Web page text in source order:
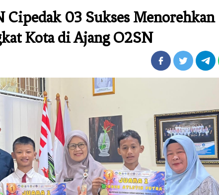
Cipedak 03 Sukses Menorehkan
Kota di Ajang O2SN